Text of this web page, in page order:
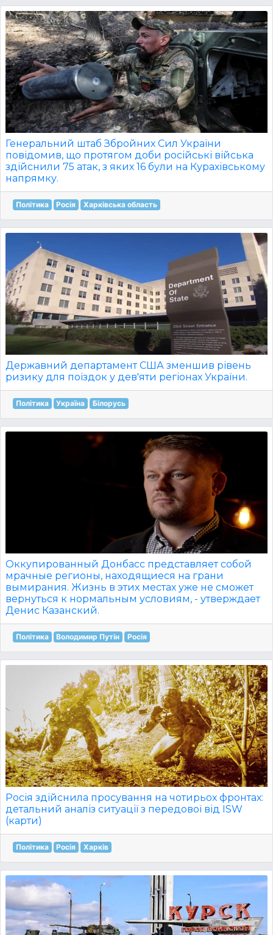
Генеральний штаб Збройних Сил України
повідомив, що протягом доби російські війська
здійснили 75 атак, з яких 16 були на Курахівському
напрямку.
Політика Росія Харківська область
Державний департамент США зменшив рівень
ризику для поїздок у дев'яти регіонах України.
Політика Україна Білорусь
Оккупированный Донбасс представляет собой
мрачные регионы, находящиеся на грани
вымирания. Жизнь в этих местах уже не сможет
вернуться к нормальным условиям, - утверждает
Денис Казанский.
Політика Володимир Путін Росія
Росія здійснила просування на чотирьох фронтах:
детальний аналіз ситуації з передової від ISW
(карти)
Політика Росія Харків